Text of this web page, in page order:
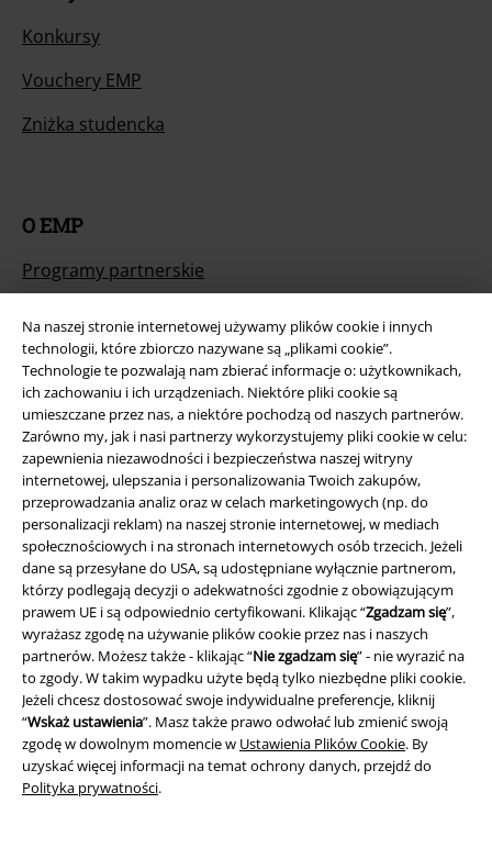
Na naszej stronie internetowej używamy plików cookie i innych
technologii, które zbiorczo nazywane są „plikami cookie”.
Technologie te pozwalają nam zbierać informacje o: użytkownikach,
ich zachowaniu i ich urządzeniach. Niektóre pliki cookie są
umieszczane przez nas, a niektóre pochodzą od naszych partnerów.
Zarówno my, jak i nasi partnerzy wykorzystujemy pliki cookie w celu:
zapewnienia niezawodności i bezpieczeństwa naszej witryny
internetowej, ulepszania i personalizowania Twoich zakupów,
przeprowadzania analiz oraz w celach marketingowych (np. do
personalizacji reklam) na naszej stronie internetowej, w mediach
społecznościowych i na stronach internetowych osób trzecich. Jeżeli
dane są przesyłane do USA, są udostępniane wyłącznie partnerom,
którzy podlegają decyzji o adekwatności zgodnie z obowiązującym
prawem UE i są odpowiednio certyfikowani. Klikając “Zgadzam się”,
wyrażasz zgodę na używanie plików cookie przez nas i naszych
partnerów. Możesz także - klikając “Nie zgadzam się” - nie wyrazić na
to zgody. W takim wypadku użyte będą tylko niezbędne pliki cookie.
Jeżeli chcesz dostosować swoje indywidualne preferencje, kliknij
“Wskaż ustawienia”. Masz także prawo odwołać lub zmienić swoją
zgodę w dowolnym momencie w Ustawienia Plików Cookie. By
uzyskać więcej informacji na temat ochrony danych, przejdź do
Polityka prywatności.
Konkursy
Vouchery EMP
Zniżka studencka
O EMP
Programy partnerskie
Społeczność
Metody płatności